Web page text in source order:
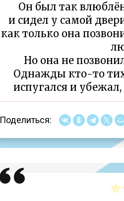
Он был так
и сидел у самой
как только она
Но она не
Однажды кто-то
испугался и
Поделиться: